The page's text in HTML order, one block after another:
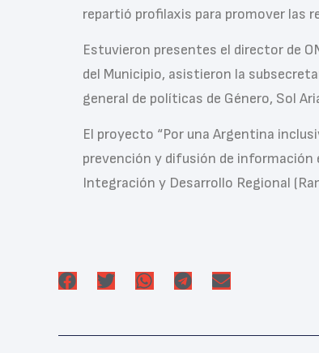
repartió profilaxis para promover las
Estuvieron presentes el director de
del Municipio, asistieron la
general de políticas de Género, Sol
El proyecto “Por una Argentina
prevención y difusión de información
Integración y Desarrollo Regional